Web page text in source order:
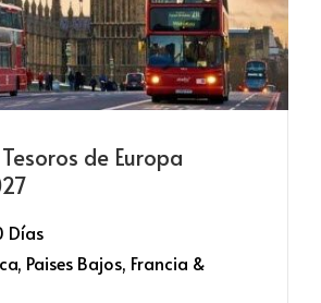
de Europa
Días
Paises Bajos, Francia &